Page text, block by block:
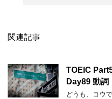
関連記事
TOEIC
Day89 動詞
どうも、コウ